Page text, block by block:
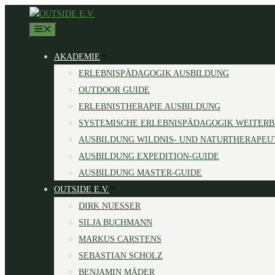
AKADEMIE
ERLEBNISPÄDAGOGIK AUSBILDUNG
OUTDOOR GUIDE
ERLEBNISTHERAPIE AUSBILDUNG
SYSTEMISCHE ERLEBNISPÄDAGOGIK
AUSBILDUNG WILDNIS- UND
AUSBILDUNG EXPEDITION-GUIDE
AUSBILDUNG MASTER-GUIDE
OUTSIDE E.V.
DIRK NUESSER
SILJA BUCHMANN
MARKUS CARSTENS
SEBASTIAN SCHOLZ
BENJAMIN MÄDER